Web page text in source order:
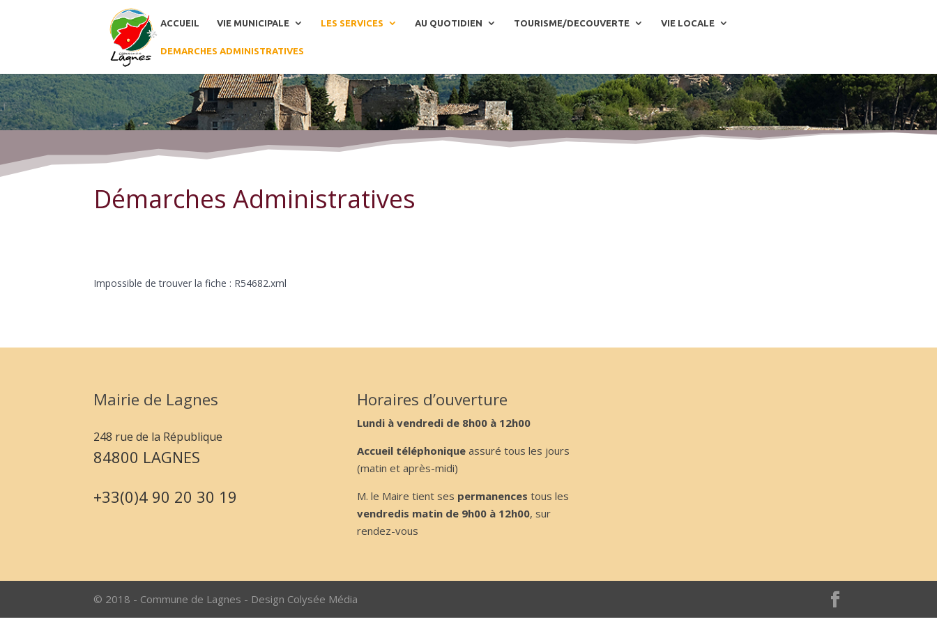
ACCUEIL VIE MUNICIPALE LES SERVICES AU QUOTIDIEN TOURISME/DECOUVERTE VIE LOCALE
DEMARCHES ADMINISTRATIVES
Démarches Administratives
Démarches Administratives
Impossible de trouver la fiche : R54682.xml
Mairie de Lagnes
248 rue de la République
84800 LAGNES
+33(0)4 90 20 30 19
Horaires d’ouverture
Lundi à vendredi de 8h00 à 12h00
Accueil téléphonique assuré tous les jours
(matin et après-midi)
M. le Maire tient ses permanences tous les
vendredis matin de 9h00 à 12h00, sur
rendez-vous
© 2018 - Commune de Lagnes - Design Colysée Média